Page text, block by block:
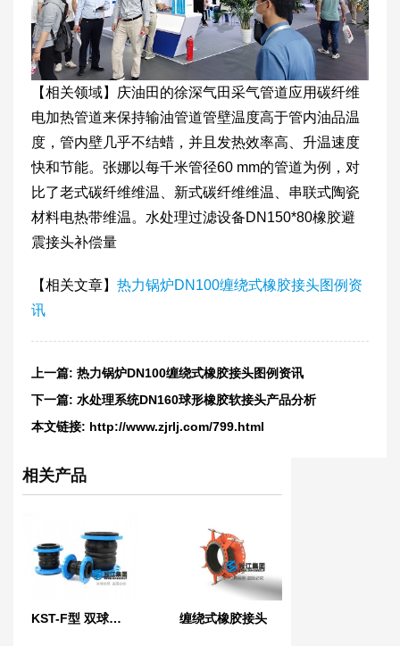
【相关领域】庆油田的徐深气田采气管道应用碳纤维
电加热管道来保持输油管道管壁温度高于管内油品温
度，管内壁几乎不结蜡，并且发热效率高、升温速度
快和节能。张娜以每千米管径60 mm的管道为例，对
比了老式碳纤维维温、新式碳纤维维温、串联式陶瓷
材料电热带维温。水处理过滤设备DN150*80橡胶避
震接头补偿量
【相关文章】 热力锅炉DN100缠绕式橡胶接头图例资
讯
上一篇: 热力锅炉DN100缠绕式橡胶接头图例资讯
下一篇: 水处理系统DN160球形橡胶软接头产品分析
本文链接: http://www.zjrlj.com/799.html
相关产品
KST-F型 双球体橡胶接头 缠绕式橡胶接头